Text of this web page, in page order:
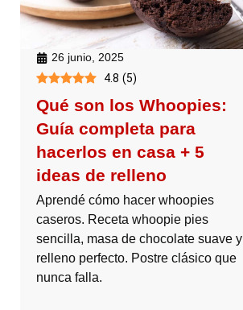
26 junio, 2025
4.8 (5)
Qué son los Whoopies:
Guía completa para
hacerlos en casa + 5
ideas de relleno
Aprendé cómo hacer whoopies
caseros. Receta whoopie pies
sencilla, masa de chocolate suave y
relleno perfecto. Postre clásico que
nunca falla.